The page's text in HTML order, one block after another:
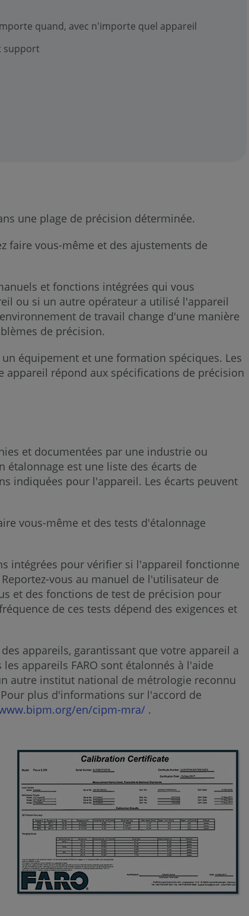
en
Laser
Standard
Voir
Imager
Projecteurs
laser
Voir
3D
Scanner
Standard
Voir
aussi
Localizer
Voir
aussi
main
Freestyle
Standard
quand, avec n'importe quel appareil
support
une plage de précision déterminée.
faire vous-même et des ajustements de
et fonctions intégrées qui vous
ou si un autre opérateur a utilisé l'appareil
de travail change d'une manière
de précision.
équipement et une formation spéciques. Les
appareil répond aux spécifications de précision
et documentées par une industrie ou
étalonnage est une liste des écarts de
indiquées pour l'appareil. Les écarts peuvent
vous-même et des tests d'étalonnage
intégrées pour vérifier si l'appareil fonctionne
vous au manuel de l'utilisateur de
et des fonctions de test de précision pour
de ces tests dépend des exigences et
appareils, garantissant que votre appareil a
les appareils FARO sont étalonnés à l'aide
autre institut national de métrologie reconnu
plus d'informations sur l'accord de
en/cipm-mra/ .